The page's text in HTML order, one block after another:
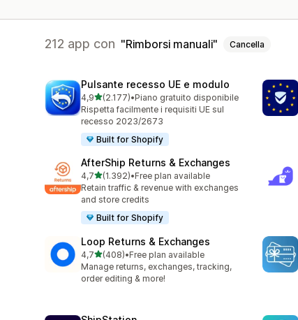
212 app con Rimborsi manuali Cancella
Pulsante recesso UE e modulo
4,9stelle su 5
(2.177)
2177 recensioni totali
•Piano gratuito disponibile
Rispetta facilmente i requisiti UE sul
recesso 2023/2673
Built for Shopify
AfterShip Returns & Exchanges
4,7stelle su 5
(1.392)
1392 recensioni totali
•Free plan available
Retain traffic & revenue with exchanges
and store credits
Built for Shopify
Loop Returns & Exchanges
4,7stelle su 5
(408)
408 recensioni totali
•Free plan available
Manage returns, exchanges, tracking,
order editing & more!